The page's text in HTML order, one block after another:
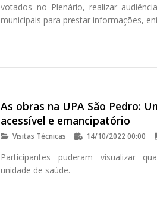
votados no Plenário, realizar
municipais para prestar informações,
As obras na UPA São Pedro:
acessível e emancipatório
Visitas Técnicas 14/10/2022 00:00
Participantes puderam visualizar
unidade de saúde.